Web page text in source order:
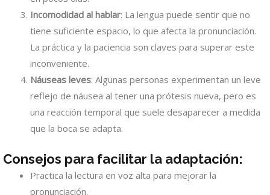
Incomodidad al hablar: La lengua puede sentir que no
tiene suficiente espacio, lo que afecta la pronunciación.
La práctica y la paciencia son claves para superar este
inconveniente.
Náuseas leves: Algunas personas experimentan un leve
reflejo de náusea al tener una prótesis nueva, pero es
una reacción temporal que suele desaparecer a medida
que la boca se adapta.
Consejos para facilitar la adaptación:
Practica la lectura en voz alta para mejorar la
pronunciación.